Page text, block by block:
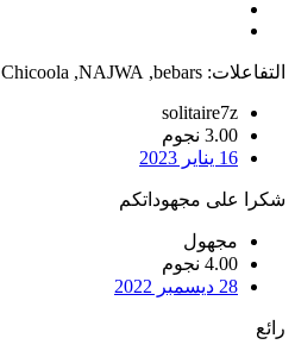
التفاعلات: bebars
,
NAJWA
,
Chicoola
solitaire7z
3.00 نجوم
16 يناير 2023
شكرا على مجهوداتكم
مجهول
4.00 نجوم
28 ديسمبر 2022
رائع